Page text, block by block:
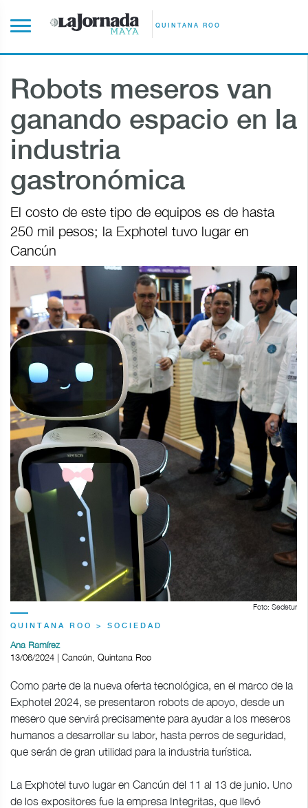
QUINTANA ROO
Robots meseros van
ganando espacio en la
industria
gastronómica
El costo de este tipo de equipos es de hasta
250 mil pesos; la Exphotel tuvo lugar en
Cancún
Foto: Sedetur
QUINTANA ROO > SOCIEDAD
Ana Ramírez
13/06/2024 | Cancún, Quintana Roo
Como parte de la nueva oferta tecnológica, en el marco de la
Exphotel 2024, se presentaron robots de apoyo, desde un
mesero que servirá precisamente para ayudar a los meseros
humanos a desarrollar su labor, hasta perros de seguridad,
que serán de gran utilidad para la industria turística.
La Exphotel tuvo lugar en Cancún del 11 al 13 de junio. Uno
de los expositores fue la empresa Integritas, que llevó